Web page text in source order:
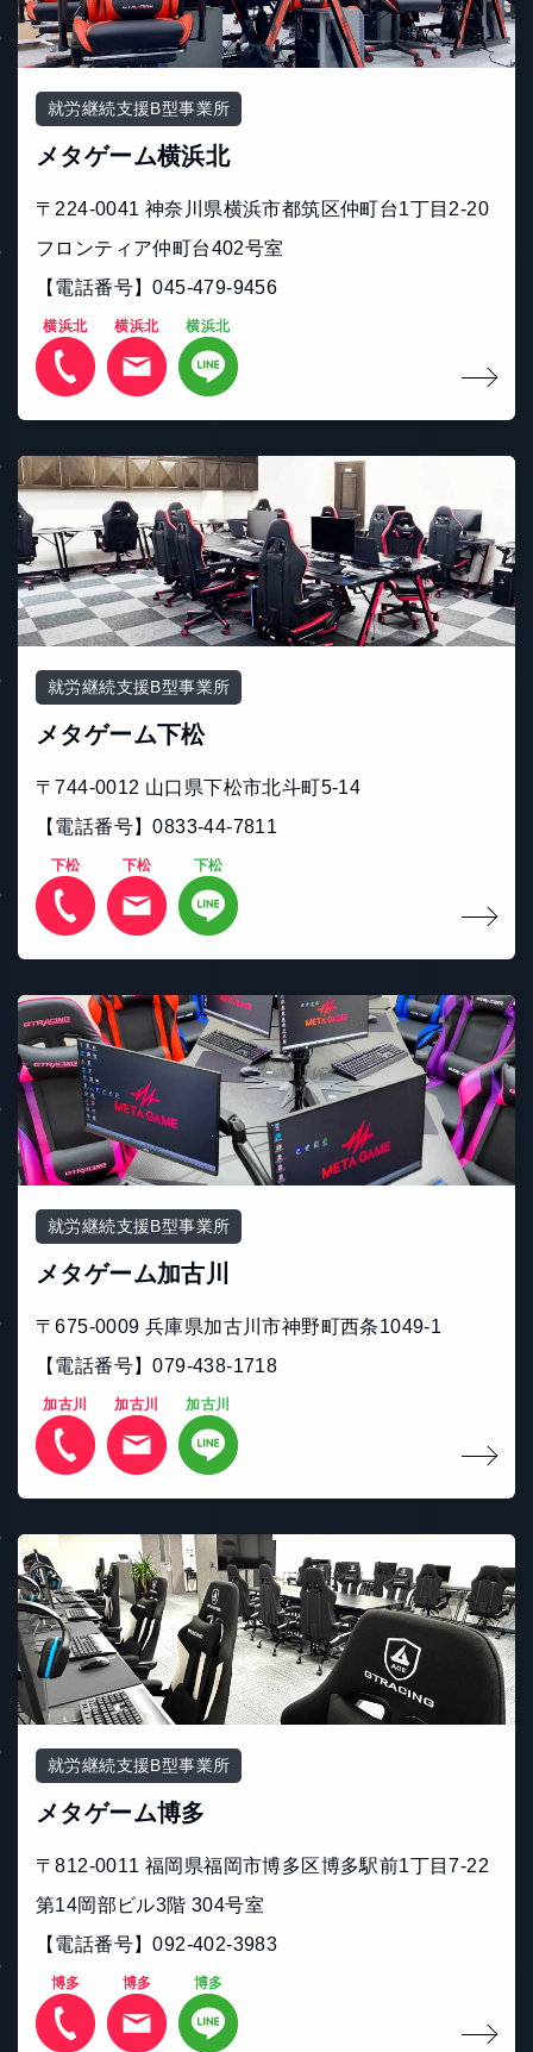
就労継続支援B型事業所
メタゲーム横浜北
〒224-0041 神奈川県横浜市都筑区仲町台1丁目2-20
フロンティア仲町台402号室
【電話番号】045-479-9456
横浜北 横浜北 横浜北
就労継続支援B型事業所
メタゲーム下松
〒744-0012 山口県下松市北斗町5-14
【電話番号】0833-44-7811
下松 下松 下松
就労継続支援B型事業所
メタゲーム加古川
〒675-0009 兵庫県加古川市神野町西条1049-1
【電話番号】079-438-1718
加古川 加古川 加古川
就労継続支援B型事業所
メタゲーム博多
〒812-0011 福岡県福岡市博多区博多駅前1丁目7-22
第14岡部ビル3階 304号室
【電話番号】092-402-3983
博多 博多 博多